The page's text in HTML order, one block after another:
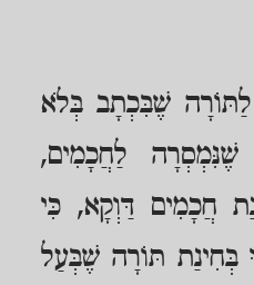
שֶׁבִּכְתָב בְּלֹא
לַחֲכָמִים,
חֲכָמִים דַּוְקָא, כִּי
בְּחִינַת תּוֹרָה שֶׁבְּעַל